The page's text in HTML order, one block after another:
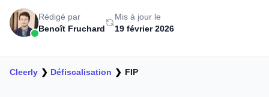
Rédigé par
Benoît Fruchard
Mis à jour le
19 février 2026
Cleerly ❯ Défiscalisation ❯ FIP